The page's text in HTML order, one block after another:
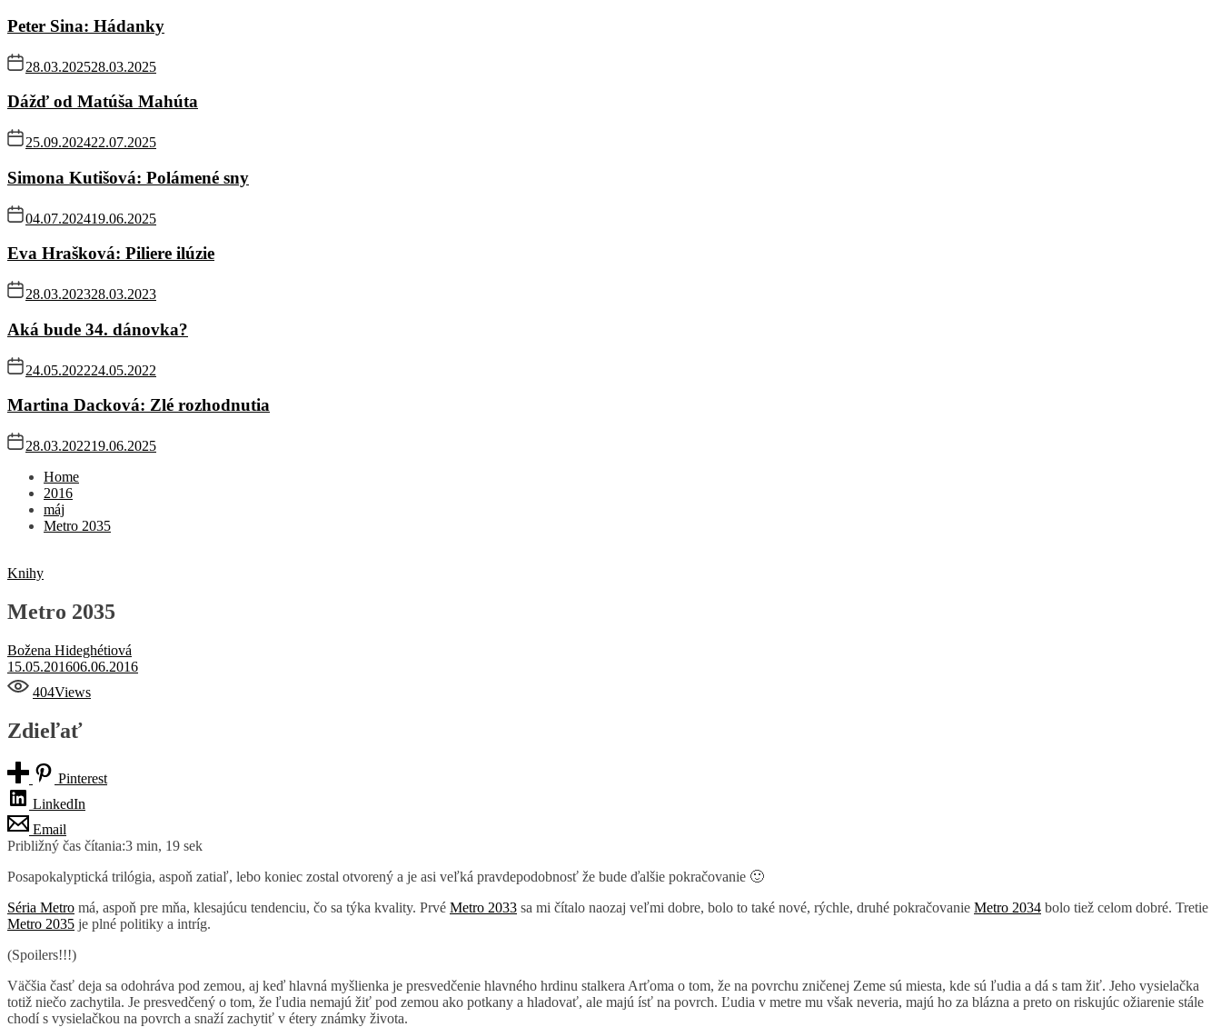
Peter Sina: Hádanky
28.03.202528.03.2025
Dážď od Matúša Mahúta
25.09.202422.07.2025
Simona Kutišová: Polámené sny
04.07.202419.06.2025
Eva Hrašková: Piliere ilúzie
28.03.202328.03.2023
Aká bude 34. dánovka?
24.05.202224.05.2022
Martina Dacková: Zlé rozhodnutia
28.03.202219.06.2025
Home
2016
máj
Metro 2035
Knihy
Metro 2035
Božena Hideghétiová
15.05.201606.06.2016
404Views
Zdieľať
Pinterest
LinkedIn
Email
Približný čas čítania:3 min, 19 sek
Posapokalyptická trilógia, aspoň zatiaľ, lebo koniec zostal otvorený a je asi veľká pravdepodobnosť že bude ďalšie pokračovanie 🙂
Séria Metro má, aspoň pre mňa, klesajúcu tendenciu, čo sa týka kvality. Prvé Metro 2033 sa mi čítalo naozaj veľmi dobre, bolo to také nové, rýchle, druhé pokračovanie Metro 2034 bolo tiež celom dobré. Tretie
Metro 2035 je plné politiky a intríg.
(Spoilers!!!)
Väčšia časť deja sa odohráva pod zemou, aj keď hlavná myšlienka je presvedčenie hlavného hrdinu stalkera Arťoma o tom, že na povrchu zničenej Zeme sú miesta, kde sú ľudia a dá s tam žiť. Jeho vysielačka
totiž niečo zachytila. Je presvedčený o tom, že ľudia nemajú žiť pod zemou ako potkany a hladovať, ale majú ísť na povrch. Ľudia v metre mu však neveria, majú ho za blázna a preto on riskujúc ožiarenie stále
chodí s vysielačkou na povrch a snaží zachytiť v étery známky života.